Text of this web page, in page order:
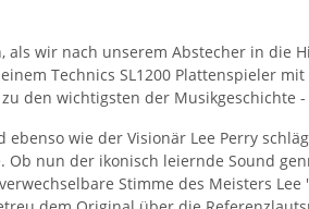
wir nach unserem Abstecher in die
Technics SL1200 Plattenspieler
den wichtigsten der Musikgeschichte
wie der Visionär Lee Perry
nun der ikonisch leiernde Sound
Stimme des Meisters